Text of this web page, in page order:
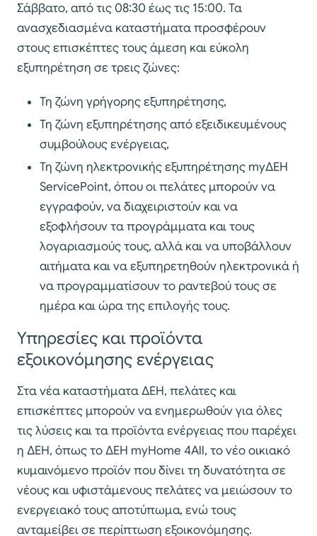
Σάββατο, από τις 08:30 έως τις 15:00. Τα
ανασχεδιασμένα καταστήματα προσφέρουν
στους επισκέπτες τους άμεση και εύκολη
εξυπηρέτηση σε τρεις ζώνες:
Τη ζώνη γρήγορης εξυπηρέτησης,
Τη ζώνη εξυπηρέτησης από εξειδικευμένους
συμβούλους ενέργειας,
Τη ζώνη ηλεκτρονικής εξυπηρέτησης myΔΕΗ
ServicePoint, όπου οι πελάτες μπορούν να
εγγραφούν, να διαχειριστούν και να
εξοφλήσουν τα προγράμματα και τους
λογαριασμούς τους, αλλά και να υποβάλλουν
αιτήματα και να εξυπηρετηθούν ηλεκτρονικά ή
να προγραμματίσουν το ραντεβού τους σε
ημέρα και ώρα της επιλογής τους.
Υπηρεσίες και προϊόντα
εξοικονόμησης ενέργειας
Στα νέα καταστήματα ΔΕΗ, πελάτες και
επισκέπτες μπορούν να ενημερωθούν για όλες
τις λύσεις και τα προϊόντα ενέργειας που παρέχει
η ΔΕΗ, όπως το ΔΕΗ myHome 4All, το νέο οικιακό
κυμαινόμενο προϊόν που δίνει τη δυνατότητα σε
νέους και υφιστάμενους πελάτες να μειώσουν το
ενεργειακό τους αποτύπωμα, ενώ τους
ανταμείβει σε περίπτωση εξοικονόμησης.